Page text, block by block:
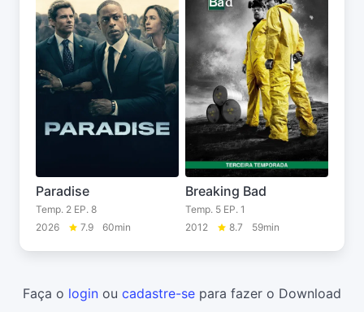
Paradise
Temp. 2 EP. 8
2026
7.9 60min
Breaking Bad
Temp. 5 EP. 1
2012
8.7 59min
Faça o login ou cadastre-se para fazer o Download